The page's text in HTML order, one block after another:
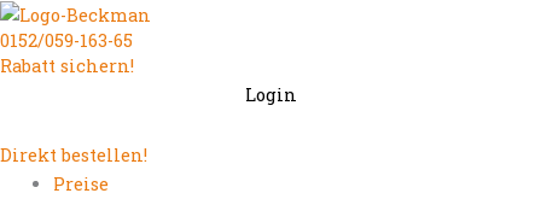
Zum
Inhalt
springen
0152/059-163-65
Rabatt sichern!
Login
Direkt bestellen!
Preise